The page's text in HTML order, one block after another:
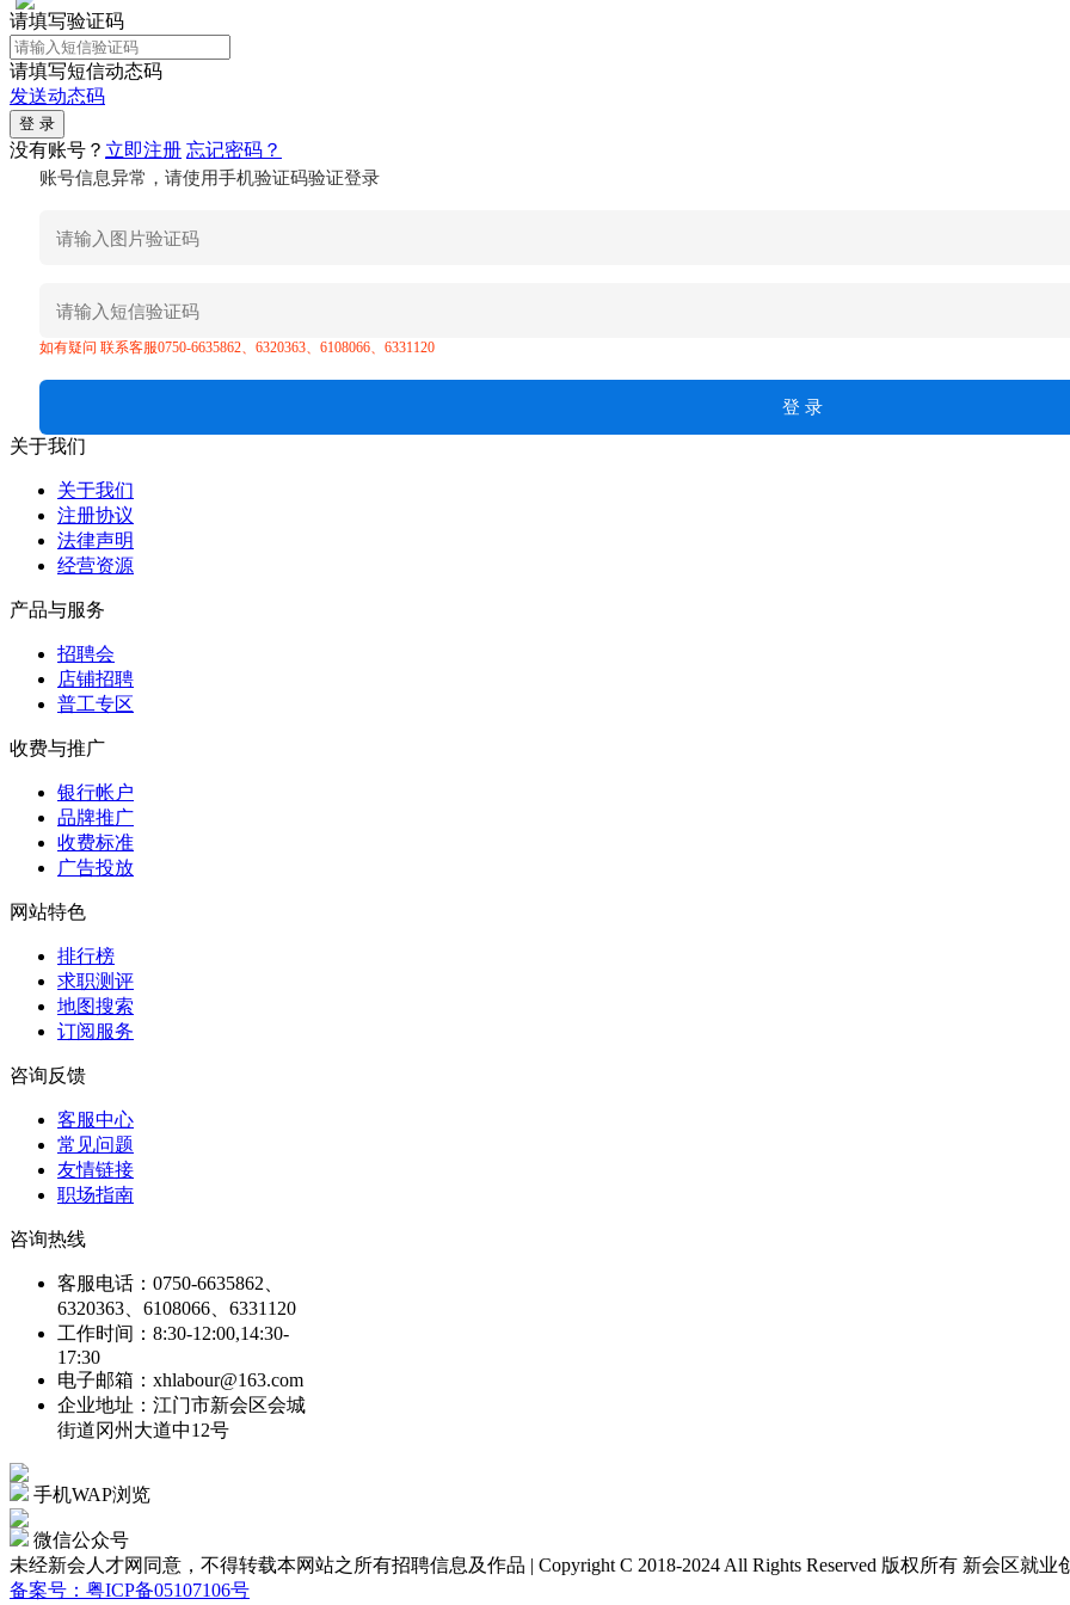
请填写验证码
请填写短信动态码
发送动态码
没有账号？ 立即注册 忘记密码？
账号信息异常，请使用手机验证码验证登录
如有疑问 联系客服0750-6635862、6320363、6108066、6331120
关于我们
关于我们
注册协议
法律声明
经营资源
产品与服务
招聘会
店铺招聘
普工专区
收费与推广
银行帐户
品牌推广
收费标准
广告投放
网站特色
排行榜
求职测评
地图搜索
订阅服务
咨询反馈
客服中心
常见问题
友情链接
职场指南
咨询热线
客服电话：0750-6635862、
6320363、6108066、6331120
工作时间：8:30-12:00,14:30-
17:30
电子邮箱：xhlabour@163.com
企业地址：江门市新会区会城
街道冈州大道中12号
手机WAP浏览
微信公众号
未经新会人才网同意，不得转载本网站之所有招聘信息及作品 | Copyright C 2018-2024 All Rights Reserved 版权所有 新会区就业
备案号：粤ICP备05107106号